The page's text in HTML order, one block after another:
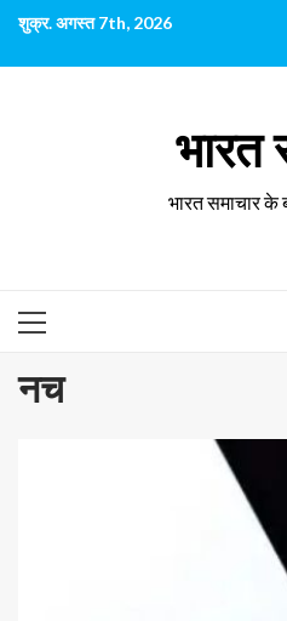
छोड़कर
सामग्री
पर
शुक्र. अगस्त 7th, 2026
भारत
भारत समाचार के
प्राथमिक
नच